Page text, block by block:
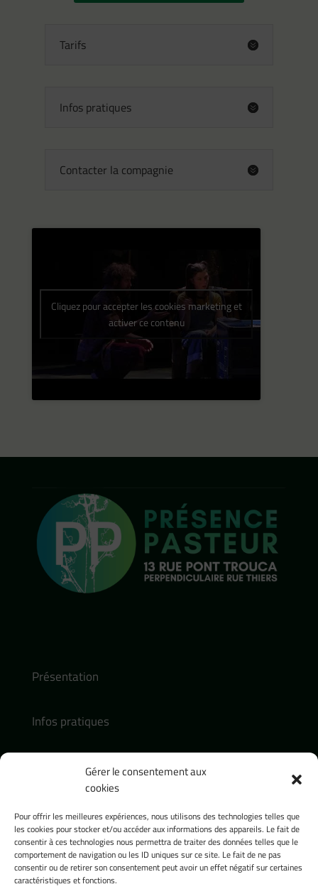
Gérer le consentement aux
cookies
Pour offrir les meilleures expériences, nous utilisons des technologies telles que
les cookies pour stocker et/ou accéder aux informations des appareils. Le fait de
consentir à ces technologies nous permettra de traiter des données telles que le
comportement de navigation ou les ID uniques sur ce site. Le fait de ne pas
consentir ou de retirer son consentement peut avoir un effet négatif sur certaines
caractéristiques et fonctions.
Tarifs
Infos pratiques
Contacter la compagnie
Cliquez pour accepter les cookies marketing et
activer ce contenu
Présentation
Infos pratiques
Contact :
contact@presence-pasteur.fr
Tel : 04 32 74 18 54
Réseaux sociaux :